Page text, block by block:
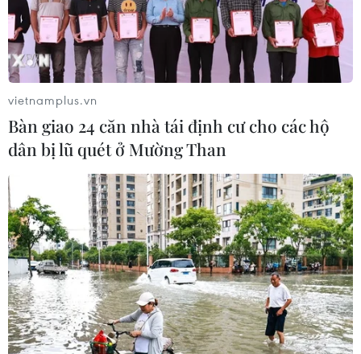
vietnamplus.vn
Bàn giao 24 căn nhà tái định cư cho các hộ
dân bị lũ quét ở Mường Than